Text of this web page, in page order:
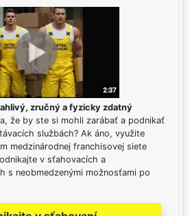
zručný a fyzicky zdatný
že by ste si mohli zarábať a podnikať
službách? Ak áno, využite
medzinárodnej franchisovej siete
v sťahovacích a
s neobmedzenými možnosťami po